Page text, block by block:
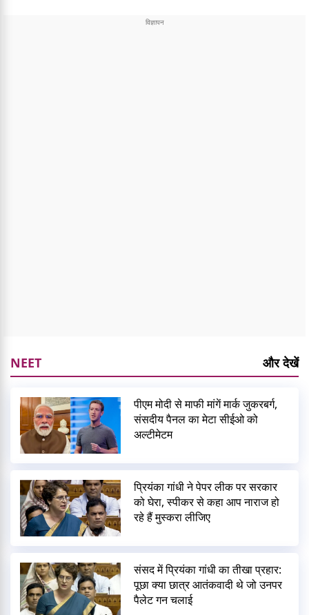
NEET और देखें
पीएम मोदी से माफी मांगें मार्क जुकरबर्ग,
संसदीय पैनल का मेटा सीईओ को
अल्टीमेटम
प्रियंका गांधी ने पेपर लीक पर सरकार
को घेरा, स्पीकर से कहा आप नाराज हो
रहे हैं मुस्करा लीजिए
संसद में प्रियंका गांधी का तीखा प्रहार:
पूछा क्या छात्र आतंकवादी थे जो उनपर
पैलेट गन चलाई